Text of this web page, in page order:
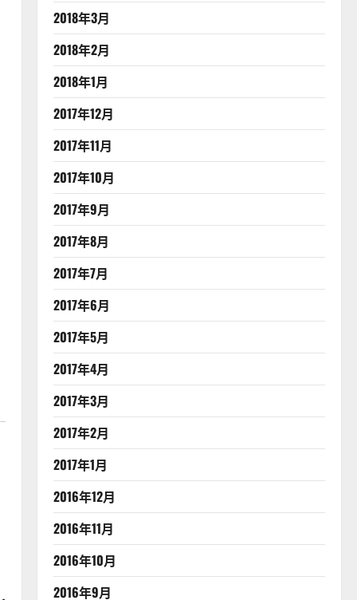
2018年3月
2018年2月
2018年1月
2017年12月
2017年11月
2017年10月
2017年9月
2017年8月
2017年7月
2017年6月
2017年5月
2017年4月
2017年3月
2017年2月
2017年1月
2016年12月
2016年11月
2016年10月
2016年9月